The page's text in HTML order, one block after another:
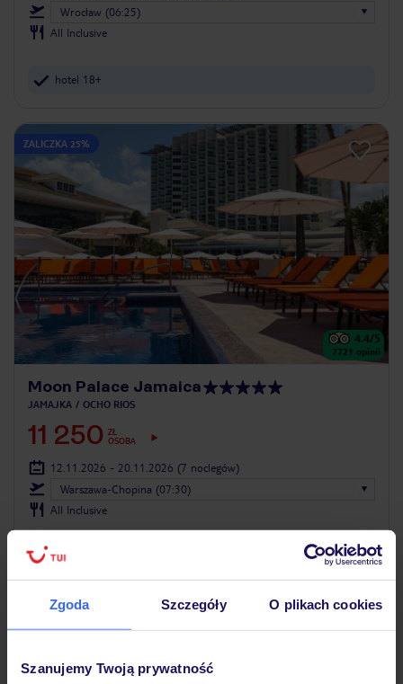
Zgoda Szczegóły O plikach cookies
Szanujemy Twoją prywatność
Wrocław (06:25)
All Inclusive
hotel 18+
ZALICZKA 25%
4.4/5
7721 opinii
Moon Palace Jamaica
JAMAJKA OCHO RIOS
11 250 ZŁ
OSOBA
12.11.2026 - 20.11.2026 (7 noclegów)
Warszawa-Chopina (07:30)
All Inclusive
ZALICZKA 25%